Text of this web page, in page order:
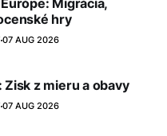
Migrácia,
hry
07 AUG 2026
Zisk z mieru a obavy
07 AUG 2026